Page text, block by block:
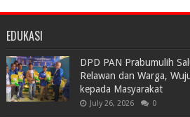
EDUKASI
DPD PAN Prabumulih
Relawan dan Warga,
kepada Masyarakat
July 26, 2026 0